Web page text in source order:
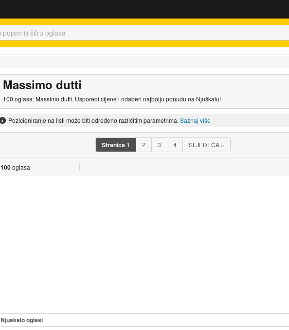
Massimo dutti
100 oglasa: Massimo dutti. Usporedi cijene i odaberi najbolju ponudu na Njuškalu!
Pozicioniranje na listi može biti određeno različitim parametrima. Saznaj više
Stranica1 2 3 4 SLJEDEĆA »
100oglasa
Njuškalo oglasi